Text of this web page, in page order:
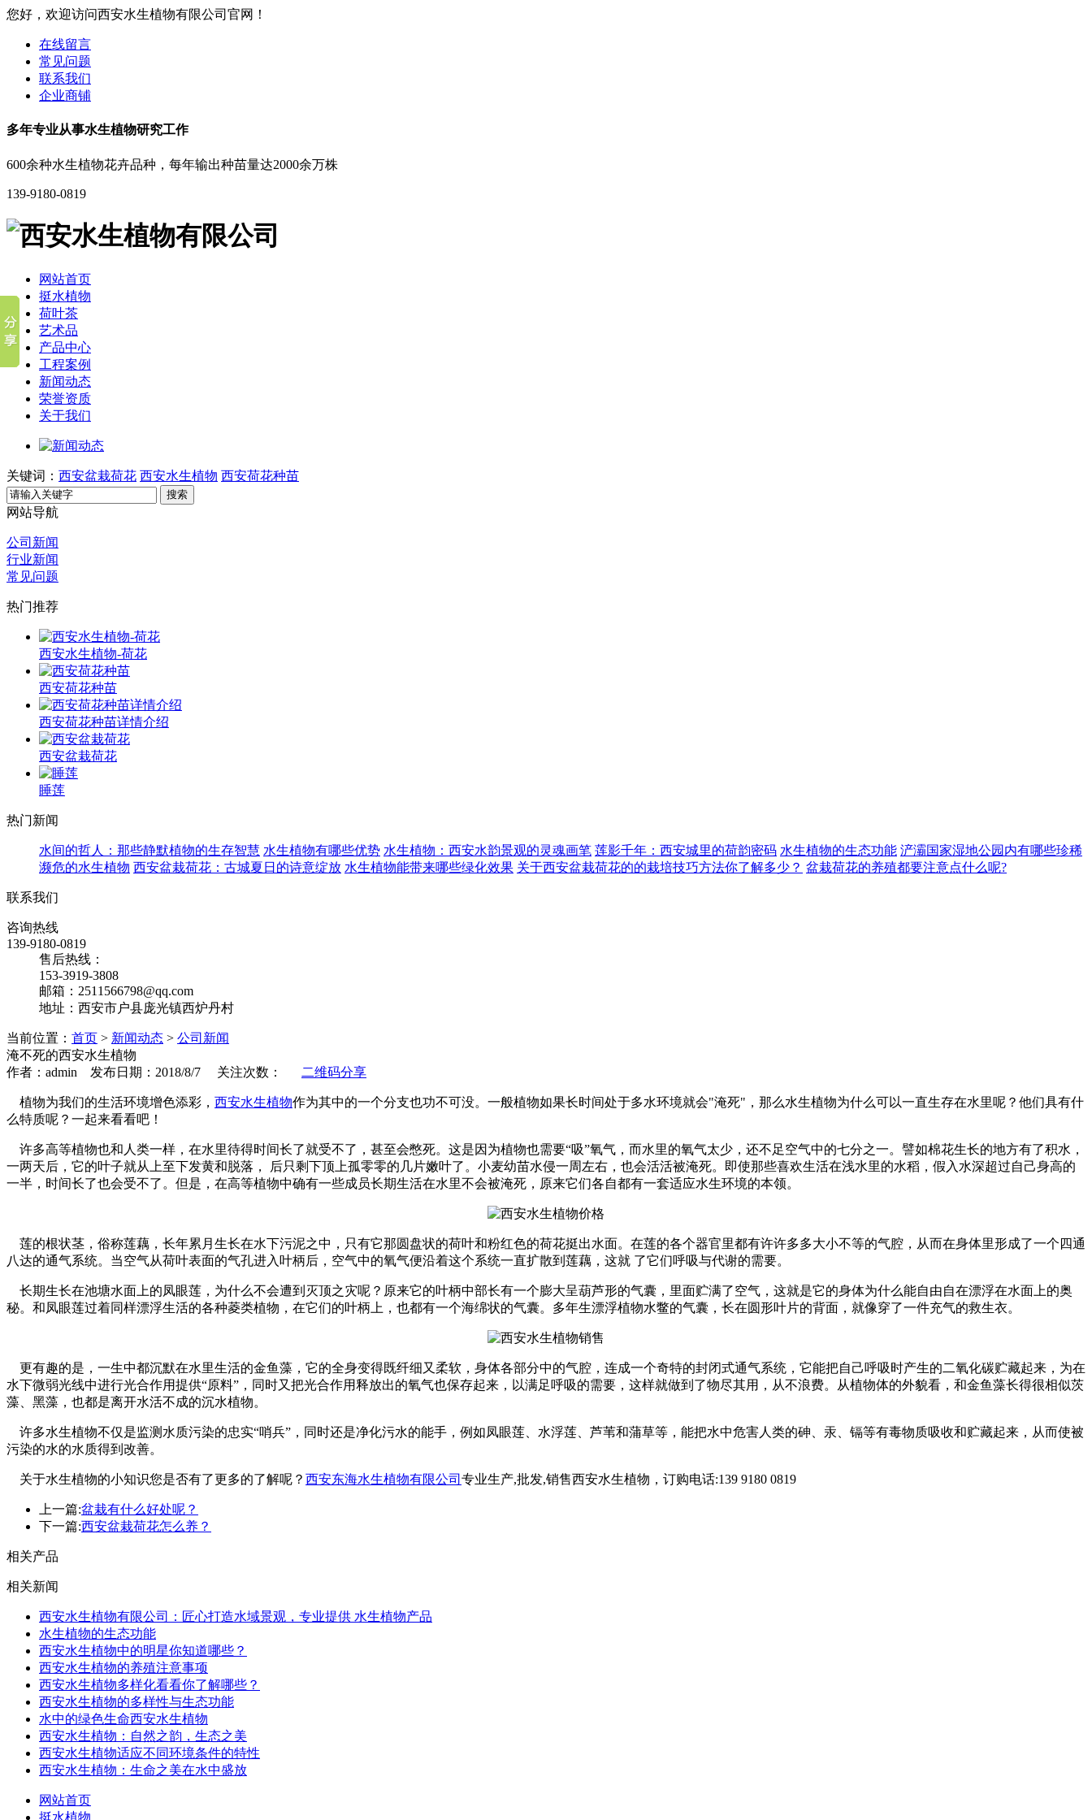
您好，欢迎访问西安水生植物有限公司官网！
在线留言
常见问题
联系我们
企业商铺
多年专业从事水生植物研究工作
600余种水生植物花卉品种，每年输出种苗量达2000余万株
139-9180-0819
网站首页
挺水植物
荷叶茶
艺术品
产品中心
工程案例
新闻动态
荣誉资质
关于我们
关键词： 西安盆栽荷花 西安水生植物 西安荷花种苗
搜索
网站导航
公司新闻
行业新闻
常见问题
热门推荐
西安水生植物-荷花
西安荷花种苗
西安荷花种苗详情介绍
西安盆栽荷花
睡莲
热门新闻
水间的哲人：那些静默植物的生存智慧 水生植物有哪些优势 水生植物：西安水韵景观的灵魂画笔 莲影千年：西安城里的荷韵密码 水生植物的生态功能 浐灞国家湿地公园内有哪些珍稀
濒危的水生植物 西安盆栽荷花：古城夏日的诗意绽放 水生植物能带来哪些绿化效果 关于西安盆栽荷花的的栽培技巧方法你了解多少？ 盆栽荷花的养殖都要注意点什么呢?
联系我们
咨询热线
139-9180-0819
售后热线：
153-3919-3808
邮箱：2511566798@qq.com
地址：西安市户县庞光镇西炉丹村
当前位置： 首页 > 新闻动态 > 公司新闻
淹不死的西安水生植物
作者：admin 发布日期：2018/8/7 关注次数：
二维码分享
植物为我们的生活环境增色添彩， 西安水生植物作为其中的一个分支也功不可没。一般植物如果长时间处于多水环境就会"淹死"，那么水生植物为什么可以一直生存在水里呢？他们具有什
么特质呢？一起来看看吧！
许多高等植物也和人类一样，在水里待得时间长了就受不了，甚至会憋死。这是因为植物也需要“吸”氧气，而水里的氧气太少，还不足空气中的七分之一。譬如棉花生长的地方有了积水，
一两天后，它的叶子就从上至下发黄和脱落， 后只剩下顶上孤零零的几片嫩叶了。小麦幼苗水侵一周左右，也会活活被淹死。即使那些喜欢生活在浅水里的水稻，假入水深超过自己身高的
一半，时间长了也会受不了。但是，在高等植物中确有一些成员长期生活在水里不会被淹死，原来它们各自都有一套适应水生环境的本领。
莲的根状茎，俗称莲藕，长年累月生长在水下污泥之中，只有它那圆盘状的荷叶和粉红色的荷花挺出水面。在莲的各个器官里都有许许多多大小不等的气腔，从而在身体里形成了一个四通
八达的通气系统。当空气从荷叶表面的气孔进入叶柄后，空气中的氧气便沿着这个系统一直扩散到莲藕，这就 了它们呼吸与代谢的需要。
长期生长在池塘水面上的凤眼莲，为什么不会遭到灭顶之灾呢？原来它的叶柄中部长有一个膨大呈葫芦形的气囊，里面贮满了空气，这就是它的身体为什么能自由自在漂浮在水面上的奥
秘。和凤眼莲过着同样漂浮生活的各种菱类植物，在它们的叶柄上，也都有一个海绵状的气囊。多年生漂浮植物水鳖的气囊，长在圆形叶片的背面，就像穿了一件充气的救生衣。
更有趣的是，一生中都沉默在水里生活的金鱼藻，它的全身变得既纤细又柔软，身体各部分中的气腔，连成一个奇特的封闭式通气系统，它能把自己呼吸时产生的二氧化碳贮藏起来，为在
水下微弱光线中进行光合作用提供“原料”，同时又把光合作用释放出的氧气也保存起来，以满足呼吸的需要，这样就做到了物尽其用，从不浪费。从植物体的外貌看，和金鱼藻长得很相似茨
藻、黑藻，也都是离开水活不成的沉水植物。
许多水生植物不仅是监测水质污染的忠实“哨兵”，同时还是净化污水的能手，例如凤眼莲、水浮莲、芦苇和蒲草等，能把水中危害人类的砷、汞、镉等有毒物质吸收和贮藏起来，从而使被
污染的水的水质得到改善。
关于水生植物的小知识您是否有了更多的了解呢？ 西安东海水生植物有限公司 专业生产,批发,销售西安水生植物，订购电话:139 9180 0819
上一篇:盆栽有什么好处呢？
下一篇:西安盆栽荷花怎么养？
相关产品
相关新闻
西安水生植物有限公司：匠心打造水域景观，专业提供 水生植物产品
水生植物的生态功能
西安水生植物中的明星你知道哪些？
西安水生植物的养殖注意事项
西安水生植物多样化看看你了解哪些？
西安水生植物的多样性与生态功能
水中的绿色生命西安水生植物
西安水生植物：自然之韵，生态之美
西安水生植物适应不同环境条件的特性
西安水生植物：生命之美在水中盛放
网站首页